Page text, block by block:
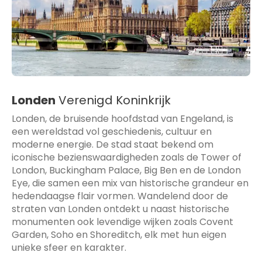
Londen Verenigd Koninkrijk
Londen, de bruisende hoofdstad van Engeland, is
een wereldstad vol geschiedenis, cultuur en
moderne energie. De stad staat bekend om
iconische bezienswaardigheden zoals de Tower of
London, Buckingham Palace, Big Ben en de London
Eye, die samen een mix van historische grandeur en
hedendaagse flair vormen. Wandelend door de
straten van Londen ontdekt u naast historische
monumenten ook levendige wijken zoals Covent
Garden, Soho en Shoreditch, elk met hun eigen
unieke sfeer en karakter.